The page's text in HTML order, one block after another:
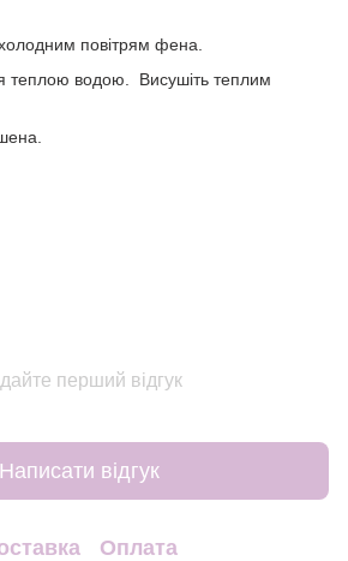
повітрям фена.
теплою водою. Висушіть теплим
перший відгук
Написати відгук
Оплата